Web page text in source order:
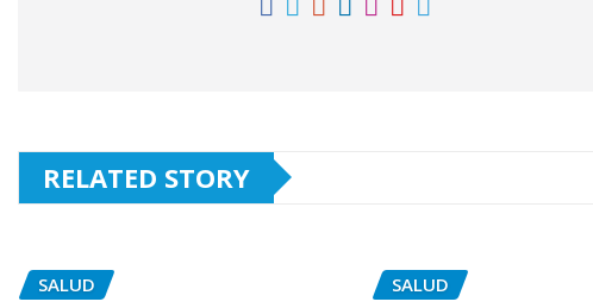
RELATED STORY
SALUD SALUD